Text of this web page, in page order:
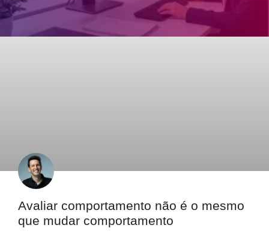
Avaliar comportamento não é o mesmo
que mudar comportamento